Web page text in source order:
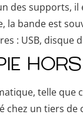
des supports,
la bande est
: USB, disque
telle que
chez un tiers de